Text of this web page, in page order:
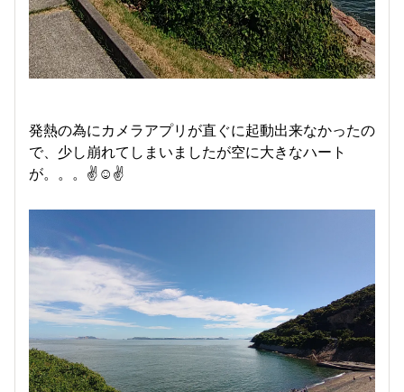
発熱の為にカメラアプリが直ぐに起動出来なかったの
で、少し崩れてしまいましたが空に大きなハート
が。。。✌️☺️✌️